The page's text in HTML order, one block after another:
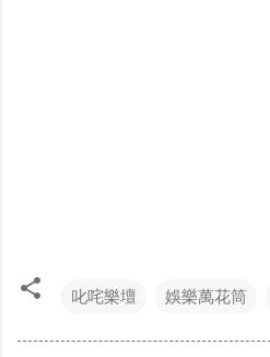
叱咤樂壇 娛樂萬花筒